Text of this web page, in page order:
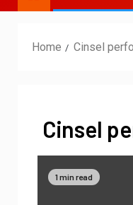
Home Cinsel
Cinsel
1 min read